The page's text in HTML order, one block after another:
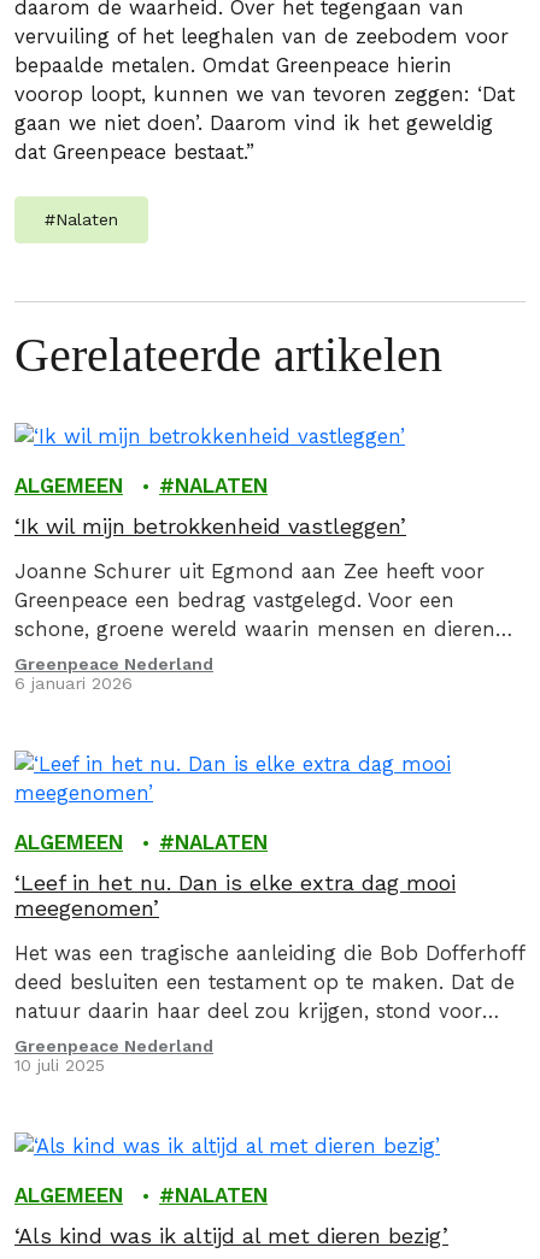
daarom de waarheid. Over het tegengaan van
vervuiling of het leeghalen van de zeebodem voor
bepaalde metalen. Omdat Greenpeace hierin
voorop loopt, kunnen we van tevoren zeggen: ‘Dat
gaan we niet doen’. Daarom vind ik het geweldig
dat Greenpeace bestaat.”
#Nalaten
Gerelateerde artikelen
ALGEMEEN NALATEN
‘Ik wil mijn betrokkenheid vastleggen’
Joanne Schurer uit Egmond aan Zee heeft voor
Greenpeace een bedrag vastgelegd. Voor een
schone, groene wereld waarin mensen en dieren
onder goede omstandigheden kunnen leven…
Greenpeace Nederland
6 januari 2026
ALGEMEEN NALATEN
‘Leef in het nu. Dan is elke extra dag mooi
meegenomen’
Het was een tragische aanleiding die Bob Dofferhoff
deed besluiten een testament op te maken. Dat de
natuur daarin haar deel zou krijgen, stond voor
hem buiten kijf…
Greenpeace Nederland
10 juli 2025
ALGEMEEN NALATEN
‘Als kind was ik altijd al met dieren bezig’